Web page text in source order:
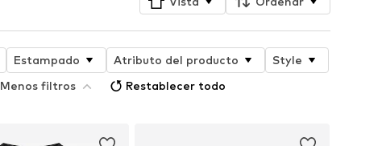
Estampado Atributo del producto
Style
Menos filtros Restablecer todo